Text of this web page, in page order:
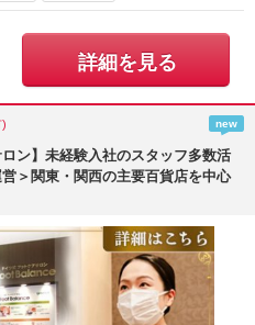
詳細を見る
new
ン】未経験入社のスタッフ多数活
＞関東・関西の主要百貨店を中心